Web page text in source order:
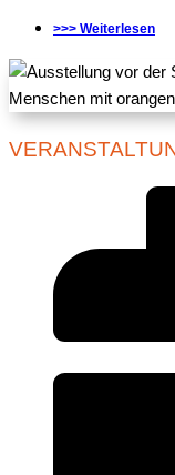
>>> Weiterlesen